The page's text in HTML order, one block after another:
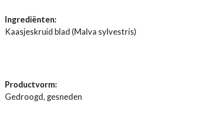
Ingrediënten:
Kaasjeskruid blad (Malva sylvestris)
Productvorm:
Gedroogd, gesneden